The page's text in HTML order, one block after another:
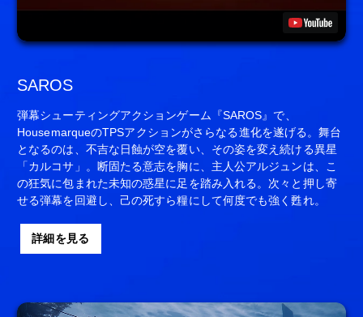
SAROS
弾幕シューティングアクションゲーム『SAROS』で、
HousemarqueのTPSアクションがさらなる進化を遂げる。舞台
となるのは、不吉な日蝕が空を覆い、その姿を変え続ける異星
「カルコサ」。断固たる意志を胸に、主人公アルジュンは、こ
の狂気に包まれた未知の惑星に足を踏み入れる。次々と押し寄
せる弾幕を回避し、己の死すら糧にして何度でも強く甦れ。
詳細を見る